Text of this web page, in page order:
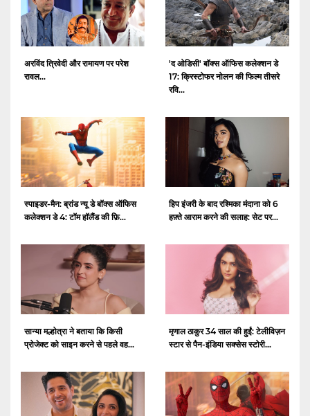
अरविंद त्रिवेदी और रामायण पर परेश
रावल...
'द ओडिसी' बॉक्स ऑफिस कलेक्शन डे
17: क्रिस्टोफर नोलन की फिल्म तीसरे
रवि...
स्पाइडर-मैन: ब्रांड न्यू डे बॉक्स ऑफिस
कलेक्शन डे 4: टॉम हॉलैंड की फ़ि...
हिप इंजरी के बाद रश्मिका मंदाना को 6
हफ़्ते आराम करने की सलाह: सेट पर...
सान्या मल्होत्रा ​​ने बताया कि किसी
प्रोजेक्ट को साइन करने से पहले वह...
मृणाल ठाकुर 34 साल की हुईं: टेलीविज़न
स्टार से पैन-इंडिया सक्सेस स्टोरी...